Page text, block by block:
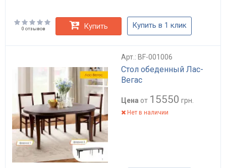
0 отзывов Купить Купить в 1 клик
Арт.: BF-001006
Стол обеденный Лас-
Вегас
Цена от 15550 грн.
Нет в наличии